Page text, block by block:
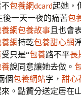
不包養網dcard起她，
後一天一夜的痛苦包
網包養故事且也會
網持乾包養甜心網
受只是“包養路不平長
說同意讓她去做。
個包養網站字， 甜心
。點贊分送定居在